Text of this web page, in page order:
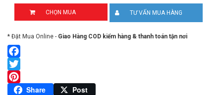
CHỌN MUA TƯ VẤN MUA HÀNG
* Đặt Mua Online - Giao Hàng COD kiểm hàng & thanh toán tận nơi
Facebook
Twitter
Pinterest
Share Post